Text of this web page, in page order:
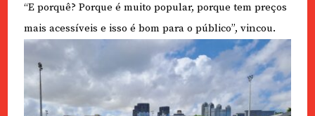
“E porquê? Porque é muito popular, porque tem preços
mais acessíveis e isso é bom para o público”, vincou.